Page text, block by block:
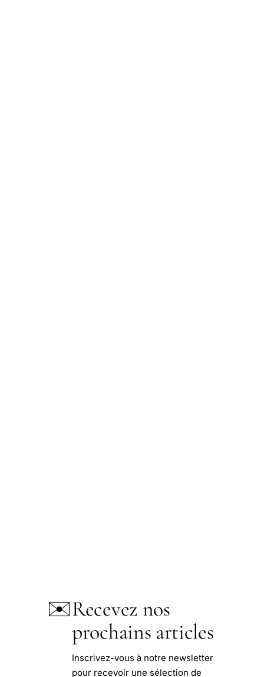
✉️Recevez nos
prochains articles
Inscrivez-vous à notre newsletter
pour recevoir une sélection de